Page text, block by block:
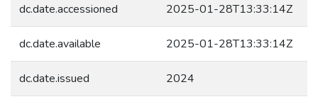
dc.date.accessioned 2025-01-28T13:33:14Z
dc.date.available 2025-01-28T13:33:14Z
dc.date.issued 2024